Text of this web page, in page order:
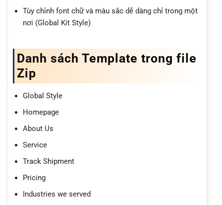
Tùy chỉnh font chữ và màu sắc dễ dàng chỉ trong một
nơi (Global Kit Style)
Danh sách Template trong file
Zip
Global Style
Homepage
About Us
Service
Track Shipment
Pricing
Industries we served